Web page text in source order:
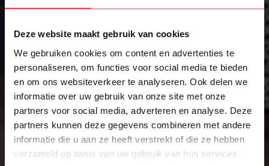
Deze website maakt gebruik van cookies
We gebruiken cookies om content en advertenties te
personaliseren, om functies voor social media te bieden
en om ons websiteverkeer te analyseren. Ook delen we
informatie over uw gebruik van onze site met onze
partners voor social media, adverteren en analyse. Deze
partners kunnen deze gegevens combineren met andere
informatie die u aan ze heeft verstrekt of die ze hebben
verzameld op basis van uw gebruik van hun services.